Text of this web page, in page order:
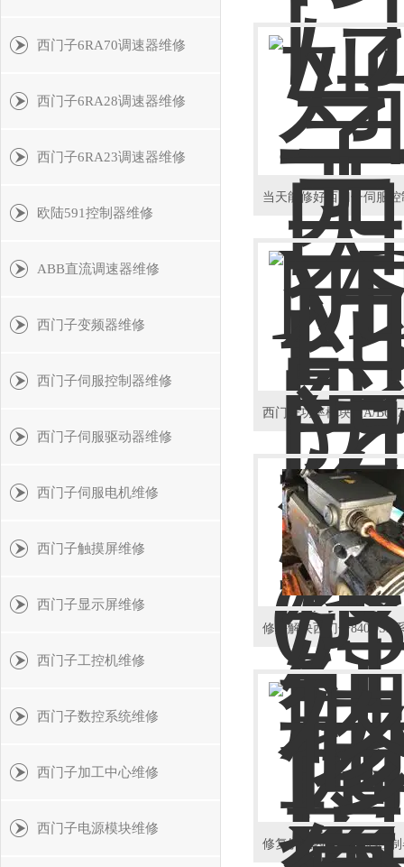
西门子6RA70调速器维修
西门子6RA28调速器维修
西门子6RA23调速器维修
欧陆591控制器维修
ABB直流调速器维修
西门子变频器维修
西门子伺服控制器维修
西门子伺服驱动器维修
西门子伺服电机维修
西门子触摸屏维修
西门子显示屏维修
西门子工控机维修
西门子数控系统维修
西门子加工中心维修
西门子电源模块维修
西